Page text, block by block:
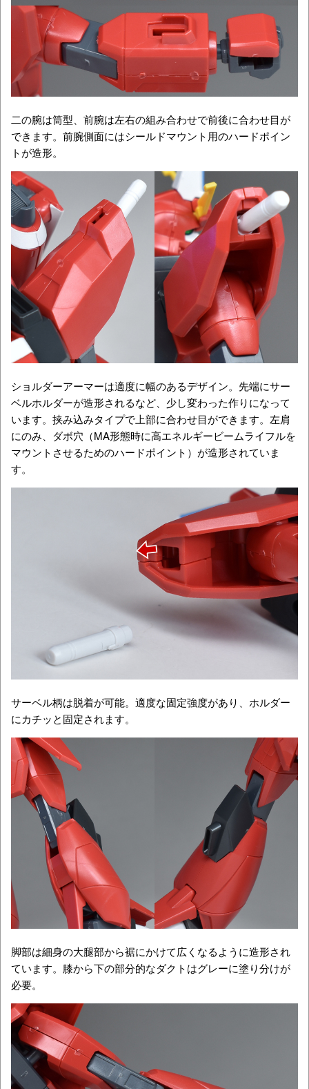
二の腕は筒型、前腕は左右の組み合わせで前後に合わせ目が
できます。前腕側面にはシールドマウント用のハードポイン
トが造形。
ショルダーアーマーは適度に幅のあるデザイン。先端にサー
ベルホルダーが造形されるなど、少し変わった作りになって
います。挟み込みタイプで上部に合わせ目ができます。左肩
にのみ、ダボ穴（MA形態時に高エネルギービームライフルを
マウントさせるためのハードポイント）が造形されていま
す。
サーベル柄は脱着が可能。適度な固定強度があり、ホルダー
にカチッと固定されます。
脚部は細身の大腿部から裾にかけて広くなるように造形され
ています。膝から下の部分的なダクトはグレーに塗り分けが
必要。